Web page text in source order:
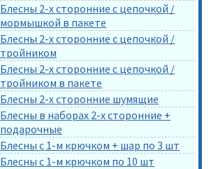
Блесны 2-х сторонние с цепочкой /
мормышкой в пакете
Блесны 2-х сторонние с цепочкой /
тройником
Блесны 2-х сторонние с цепочкой /
тройником в пакете
Блесны 2-х сторонние шумящие
Блесны в наборах 2-х сторонние +
подарочные
Блесны с 1-м крючком + шар по 3 шт
Блесны с 1-м крючком по 10 шт